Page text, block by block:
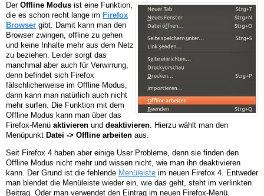
Der Offline Modus ist eine Funktion,
die es schon recht lange im Firefox
Browser gibt. Damit kann man den
Browser zwingen, offline zu gehen
und keine Inhalte mehr aus dem Netz
zu beziehen. Leider sorgt das
manchmal aber auch für Verwirrung,
denn befindet sich Firefox
fälschlicherweise im Offline Modus,
dann kann man natürlich auch nicht
mehr surfen. Die Funktion mit dem
Offline Modus kann man über das
Firefox-Menü aktivieren und deaktivieren. Hierzu wählt man den
Menüpunkt Datei -> Offline arbeiten aus.
Seit Firefox 4 haben aber einige User Probleme, denn sie finden den
Offline Modus nicht mehr und wissen nicht, wie man ihn deaktivieren
kann. Der Grund ist die fehlende Menüleiste im neuen Firefox 4. Entweder
man blendet die Menüleiste wieder ein, wie das geht, steht im verlinkten
Beitrag. Oder man verwendet den Eintrag im neuen Firefox-Menü.